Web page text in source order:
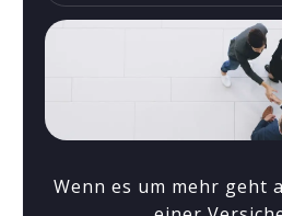
Wenn es um mehr geht